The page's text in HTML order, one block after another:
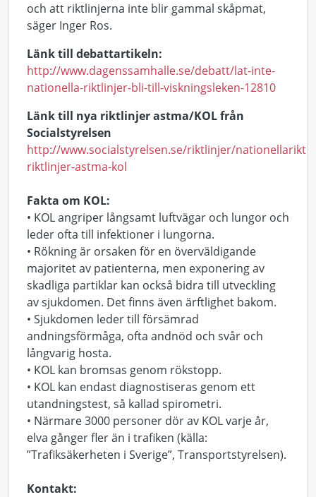
och att riktlinjerna inte blir gammal skåpmat,
säger Inger Ros.
Länk till debattartikeln:
http://www.dagenssamhalle.se/debatt/lat-inte-
nationella-riktlinjer-bli-till-viskningsleken-12810
Länk till nya riktlinjer astma/KOL från
Socialstyrelsen
http://www.socialstyrelsen.se/riktlinjer/
riktlinjer-astma-kol
Fakta om KOL:
• KOL angriper långsamt luftvägar och lungor och
leder ofta till infektioner i lungorna.
• Rökning är orsaken för en överväldigande
majoritet av patienterna, men exponering av
skadliga partiklar kan också bidra till utveckling
av sjukdomen. Det finns även ärftlighet bakom.
• Sjukdomen leder till försämrad
andningsförmåga, ofta andnöd och svår och
långvarig hosta.
• KOL kan bromsas genom rökstopp.
• KOL kan endast diagnostiseras genom ett
utandningstest, så kallad spirometri.
• Närmare 3000 personer dör av KOL varje år,
elva gånger fler än i trafiken (källa:
”Trafiksäkerheten i Sverige”, Transportstyrelsen).
Kontakt: